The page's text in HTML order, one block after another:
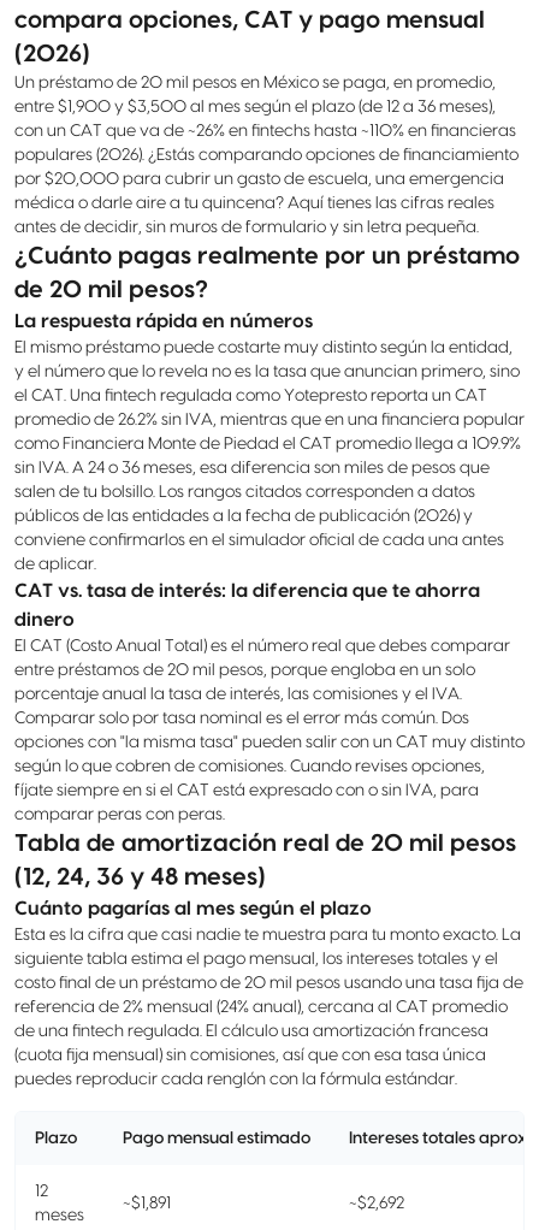
compara opciones, CAT y pago mensual
(2026)
Un préstamo de 20 mil pesos en México se paga, en promedio,
entre $1,900 y $3,500 al mes según el plazo (de 12 a 36 meses),
con un CAT que va de ~26% en fintechs hasta ~110% en financieras
populares (2026). ¿Estás comparando opciones de financiamiento
por $20,000 para cubrir un gasto de escuela, una emergencia
médica o darle aire a tu quincena? Aquí tienes las cifras reales
antes de decidir, sin muros de formulario y sin letra pequeña.
¿Cuánto pagas realmente por un préstamo
de 20 mil pesos?
La respuesta rápida en números
El mismo préstamo puede costarte muy distinto según la entidad,
y el número que lo revela no es la tasa que anuncian primero, sino
el CAT. Una fintech regulada como Yotepresto reporta un CAT
promedio de 26.2% sin IVA, mientras que en una financiera popular
como Financiera Monte de Piedad el CAT promedio llega a 109.9%
sin IVA. A 24 o 36 meses, esa diferencia son miles de pesos que
salen de tu bolsillo. Los rangos citados corresponden a datos
públicos de las entidades a la fecha de publicación (2026) y
conviene confirmarlos en el simulador oficial de cada una antes
de aplicar.
CAT vs. tasa de interés: la diferencia que te ahorra
dinero
El CAT (Costo Anual Total) es el número real que debes comparar
entre préstamos de 20 mil pesos, porque engloba en un solo
porcentaje anual la tasa de interés, las comisiones y el IVA.
Comparar solo por tasa nominal es el error más común. Dos
opciones con "la misma tasa" pueden salir con un CAT muy distinto
según lo que cobren de comisiones. Cuando revises opciones,
fíjate siempre en si el CAT está expresado con o sin IVA, para
comparar peras con peras.
Tabla de amortización real de 20 mil pesos
(12, 24, 36 y 48 meses)
Cuánto pagarías al mes según el plazo
Esta es la cifra que casi nadie te muestra para tu monto exacto. La
siguiente tabla estima el pago mensual, los intereses totales y el
costo final de un préstamo de 20 mil pesos usando una tasa fija de
referencia de 2% mensual (24% anual), cercana al CAT promedio
de una fintech regulada. El cálculo usa amortización francesa
(cuota fija mensual) sin comisiones, así que con esa tasa única
puedes reproducir cada renglón con la fórmula estándar.
Plazo Pago mensual estimado Intereses totales aprox.
12
meses
~$1,891 ~$2,692